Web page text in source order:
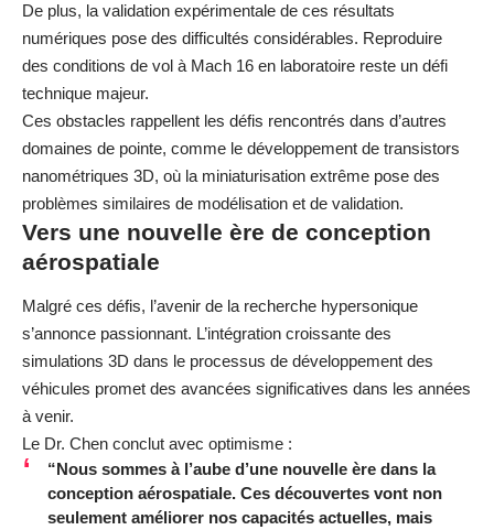
De plus, la validation expérimentale de ces résultats
numériques pose des difficultés considérables. Reproduire
des conditions de vol à Mach 16 en laboratoire reste un défi
technique majeur.
Ces obstacles rappellent les défis rencontrés dans d’autres
domaines de pointe, comme le développement de transistors
nanométriques 3D, où la miniaturisation extrême pose des
problèmes similaires de modélisation et de validation.
Vers une nouvelle ère de conception
aérospatiale
Malgré ces défis, l’avenir de la recherche hypersonique
s’annonce passionnant. L’intégration croissante des
simulations 3D dans le processus de développement des
véhicules promet des avancées significatives dans les années
à venir.
Le Dr. Chen conclut avec optimisme :
“Nous sommes à l’aube d’une nouvelle ère dans la
conception aérospatiale. Ces découvertes vont non
seulement améliorer nos capacités actuelles, mais